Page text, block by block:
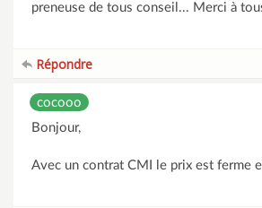
preneuse de tous conseil... Merci à
Répondre
cocooo
Bonjour,
Avec un contrat CMI le prix est ferme